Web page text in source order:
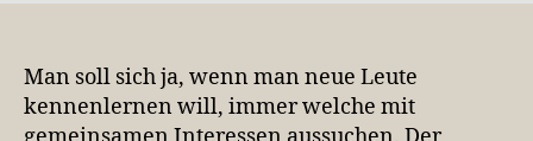
ähnlichen
Interessen!
Man soll sich ja, wenn man neue Leute
kennenlernen will, immer welche mit